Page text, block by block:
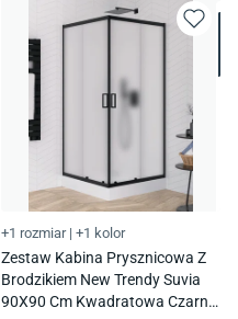
+1 rozmiar | +1 kolor
Zestaw Kabina Prysznicowa Z
Brodzikiem New Trendy Suvia
90X90 Cm Kwadratowa Czarny